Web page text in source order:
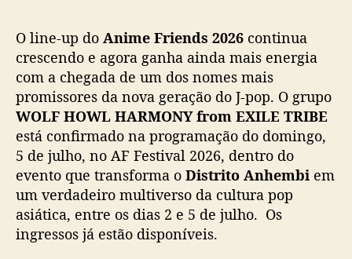
c
h
e
g
a
a
A
n
i
m
O line-up do Anime Friends 2026 continua
crescendo e agora ganha ainda mais energia
com a chegada de um dos nomes mais
promissores da nova geração do J-pop. O grupo
WOLF HOWL HARMONY from EXILE TRIBE
está confirmado na programação do domingo,
5 de julho, no AF Festival 2026, dentro do
evento que transforma o Distrito Anhembi em
um verdadeiro multiverso da cultura pop
asiática, entre os dias 2 e 5 de julho. Os
ingressos já estão disponíveis.